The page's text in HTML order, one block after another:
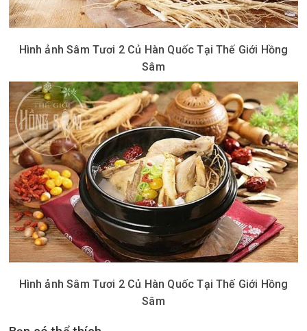
Hình ảnh Sâm Tươi 2 Củ Hàn Quốc Tại Thế Giới Hồng
Sâm
Hình ảnh Sâm Tươi 2 Củ Hàn Quốc Tại Thế Giới Hồng
Sâm